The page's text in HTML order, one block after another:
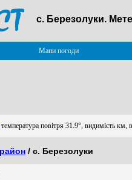
с. Березолуки.
Мапи погоди
температура повітря 31.9°, видимість км,
/ с. Березолуки